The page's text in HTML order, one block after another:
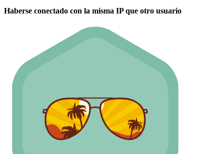
Haberse conectado con la misma IP que otro usuario